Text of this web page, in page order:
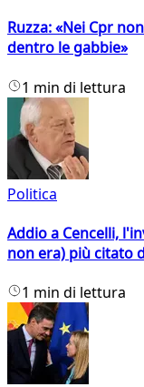
Ruzza: «Nei Cpr
dentro le gabbie»
1 min di lettura
Politica
Addio a Cencelli,
non era) più citato
1 min di lettura